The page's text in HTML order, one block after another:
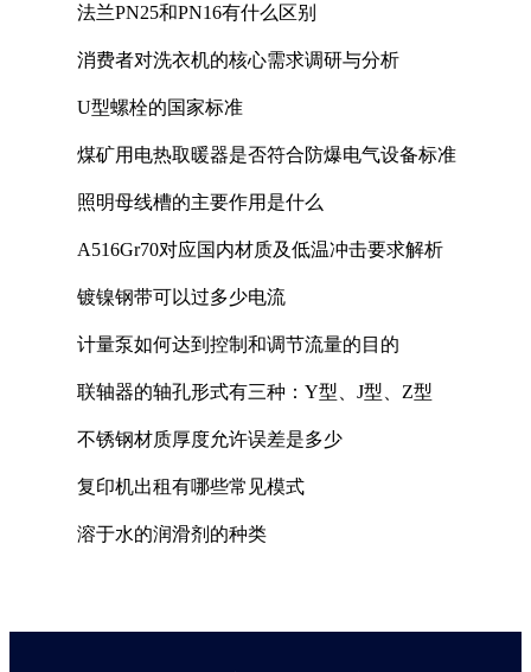
法兰PN25和PN16有什么区别
消费者对洗衣机的核心需求调研与分析
U型螺栓的国家标准
煤矿用电热取暖器是否符合防爆电气设备标准
照明母线槽的主要作用是什么
A516Gr70对应国内材质及低温冲击要求解析
镀镍钢带可以过多少电流
计量泵如何达到控制和调节流量的目的
联轴器的轴孔形式有三种：Y型、J型、Z型
不锈钢材质厚度允许误差是多少
复印机出租有哪些常见模式
溶于水的润滑剂的种类